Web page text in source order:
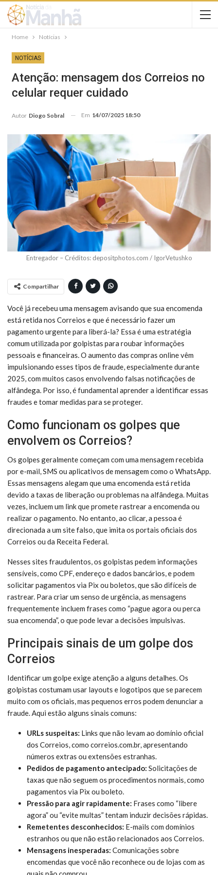
Home Notícias
NOTÍCIAS
Atenção: mensagem dos Correios no
celular requer cuidado
Autor Diogo Sobral Em 14/07/2025 18:50
Entregador – Créditos: depositphotos.com / IgorVetushko
Compartilhar
Você já recebeu uma mensagem avisando que sua encomenda
está retida nos Correios e que é necessário fazer um
pagamento urgente para liberá-la? Essa é uma estratégia
comum utilizada por golpistas para roubar informações
pessoais e financeiras. O aumento das compras online vêm
impulsionando esses tipos de fraude, especialmente durante
2025, com muitos casos envolvendo falsas notificações de
alfândega. Por isso, é fundamental aprender a identificar essas
fraudes e tomar medidas para se proteger.
Como funcionam os golpes que
envolvem os Correios?
Os golpes geralmente começam com uma mensagem recebida
por e-mail, SMS ou aplicativos de mensagem como o WhatsApp.
Essas mensagens alegam que uma encomenda está retida
devido a taxas de liberação ou problemas na alfândega. Muitas
vezes, incluem um link que promete rastrear a encomenda ou
realizar o pagamento. No entanto, ao clicar, a pessoa é
direcionada a um site falso, que imita os portais oficiais dos
Correios ou da Receita Federal.
Nesses sites fraudulentos, os golpistas pedem informações
sensíveis, como CPF, endereço e dados bancários, e podem
solicitar pagamentos via Pix ou boletos, que são difíceis de
rastrear. Para criar um senso de urgência, as mensagens
frequentemente incluem frases como “pague agora ou perca
sua encomenda”, o que pode levar a decisões impulsivas.
Principais sinais de um golpe dos
Correios
Identificar um golpe exige atenção a alguns detalhes. Os
golpistas costumam usar layouts e logotipos que se parecem
muito com os oficiais, mas pequenos erros podem denunciar a
fraude. Aqui estão alguns sinais comuns:
URLs suspeitas: Links que não levam ao domínio oficial
dos Correios, como correios.com.br, apresentando
números extras ou extensões estranhas.
Pedidos de pagamento antecipado: Solicitações de
taxas que não seguem os procedimentos normais, como
pagamentos via Pix ou boleto.
Pressão para agir rapidamente: Frases como “libere
agora” ou “evite multas” tentam induzir decisões rápidas.
Remetentes desconhecidos: E-mails com domínios
estranhos ou que não estão relacionados aos Correios.
Mensagens inesperadas: Comunicações sobre
encomendas que você não reconhece ou de lojas com as